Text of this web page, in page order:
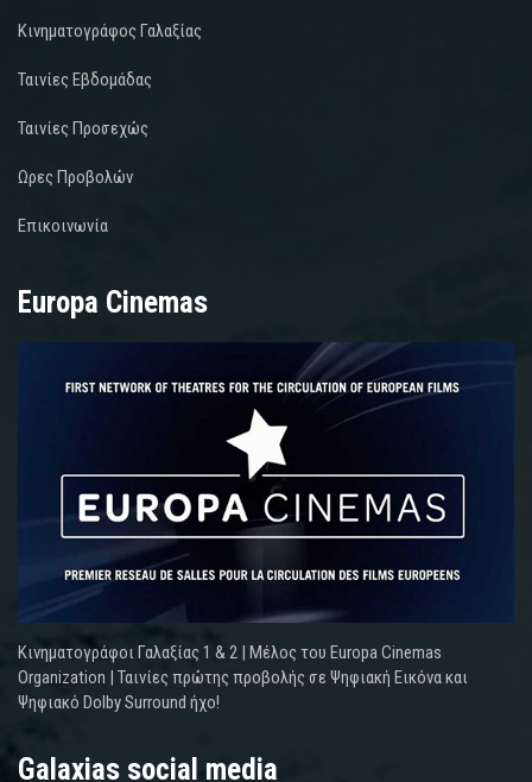
Κινηματογράφος Γαλαξίας
Ταινίες Εβδομάδας
Ταινίες Προσεχώς
Ωρες Προβολών
Επικοινωνία
Europa Cinemas
Κινηματογράφοι Γαλαξίας 1 & 2 | Μέλος του Europa Cinemas
Organization | Ταινίες πρώτης προβολής σε Ψηφιακή Εικόνα και
Ψηφιακό Dolby Surround ήχο!
Galaxias social media